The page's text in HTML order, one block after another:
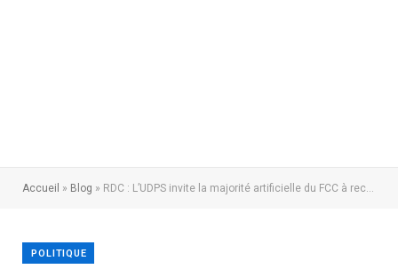
Accueil » Blog » RDC : L’UDPS invite la majorité artificielle du FCC à reconsidérer sa démarche et recommande à la société civile de convoquer leurs assises afin de désigner , à la lumière du jour, les trois candidats devant les représenter à la Plénière de la CENI
POLITIQUE